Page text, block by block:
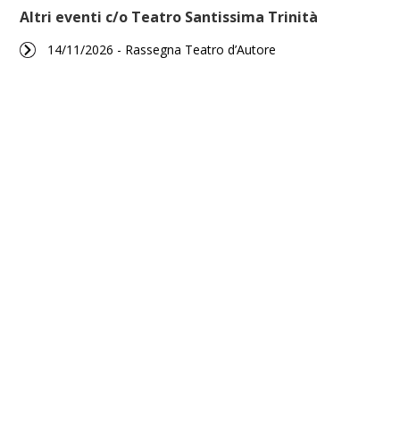
Altri eventi c/o Teatro Santissima Trinità
14/11/2026 - Rassegna Teatro d’Autore